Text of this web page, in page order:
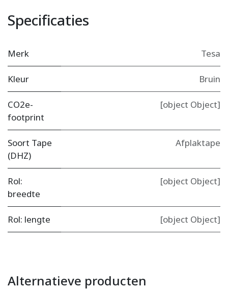
Specificaties
Merk Tesa
Kleur Bruin
CO2e-
footprint
[object Object]
Soort Tape
(DHZ)
Afplaktape
Rol:
breedte
[object Object]
Rol: lengte [object Object]
Alternatieve producten